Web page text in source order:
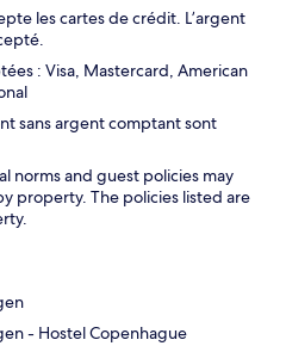
les cartes de crédit. L’argent
: Visa, Mastercard, American
sans argent comptant sont
norms and guest policies may
property. The policies listed are
- Hostel Copenhague